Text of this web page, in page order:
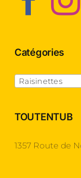
Catégories
Raisinettes
TOUTENTUB
1357 Route de